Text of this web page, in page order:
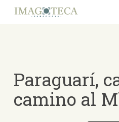
Paraguarí,
camino al